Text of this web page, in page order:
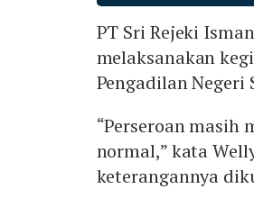
PT Sri Rejeki
melaksanakan
Pengadilan Negeri
“Perseroan masih
normal,” kata
keterangannya